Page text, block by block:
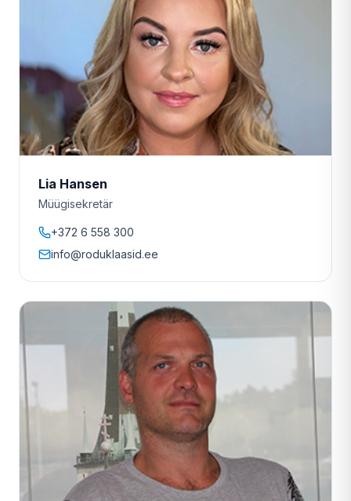
Lia Hansen
Müügisekretär
+372 6 558 300
info@roduklaasid.ee